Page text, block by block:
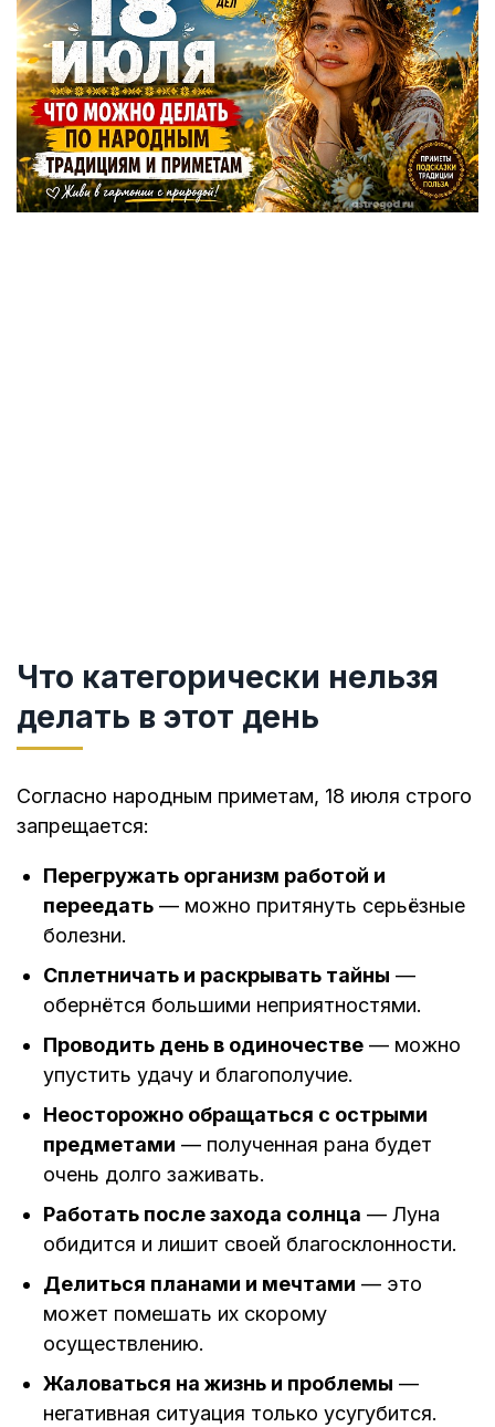
Что категорически нельзя
делать в этот день
Согласно народным приметам, 18 июля строго
запрещается:
Перегружать организм работой и
переедать — можно притянуть серьёзные
болезни.
Сплетничать и раскрывать тайны —
обернётся большими неприятностями.
Проводить день в одиночестве — можно
упустить удачу и благополучие.
Неосторожно обращаться с острыми
предметами — полученная рана будет
очень долго заживать.
Работать после захода солнца — Луна
обидится и лишит своей благосклонности.
Делиться планами и мечтами — это
может помешать их скорому
осуществлению.
Жаловаться на жизнь и проблемы —
негативная ситуация только усугубится.